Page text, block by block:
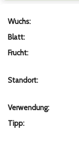
Wuchs:
Blatt:
Frucht:
Standort:
Verwendung:
Tipp: